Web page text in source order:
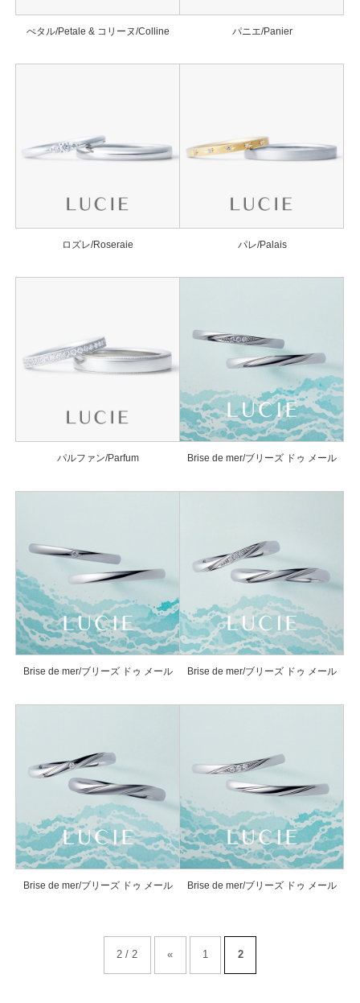
ぺタル/Petale & コリーヌ/Colline パニエ/Panier
ロズレ/Roseraie パレ/Palais
パルファン/Parfum Brise de mer/ブリーズ ドゥ メール
Brise de mer/ブリーズ ドゥ メール Brise de mer/ブリーズ ドゥ メール
Brise de mer/ブリーズ ドゥ メール Brise de mer/ブリーズ ドゥ メール
2 / 2 « 1 2